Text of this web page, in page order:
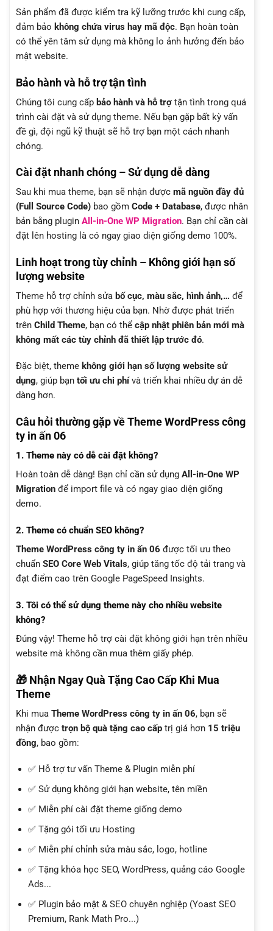
Sản phẩm đã được kiểm tra kỹ lưỡng trước khi cung cấp,
đảm bảo không chứa virus hay mã độc. Bạn hoàn toàn
có thể yên tâm sử dụng mà không lo ảnh hưởng đến bảo
mật website.
Bảo hành và hỗ trợ tận tình
Chúng tôi cung cấp bảo hành và hỗ trợ tận tình trong quá
trình cài đặt và sử dụng theme. Nếu bạn gặp bất kỳ vấn
đề gì, đội ngũ kỹ thuật sẽ hỗ trợ bạn một cách nhanh
chóng.
Cài đặt nhanh chóng – Sử dụng dễ dàng
Sau khi mua theme, bạn sẽ nhận được mã nguồn đầy đủ
(Full Source Code) bao gồm Code + Database, được nhân
bản bằng plugin All-in-One WP Migration. Bạn chỉ cần cài
đặt lên hosting là có ngay giao diện giống demo 100%.
Linh hoạt trong tùy chỉnh – Không giới hạn số
lượng website
Theme hỗ trợ chỉnh sửa bố cục, màu sắc, hình ảnh,… để
phù hợp với thương hiệu của bạn. Nhờ được phát triển
trên Child Theme, bạn có thể cập nhật phiên bản mới mà
không mất các tùy chỉnh đã thiết lập trước đó.
Đặc biệt, theme không giới hạn số lượng website sử
dụng, giúp bạn tối ưu chi phívà triển khai nhiều dự án dễ
dàng hơn.
Câu hỏi thường gặp về Theme WordPress công
ty in ấn 06
1. Theme này có dễ cài đặt không?
Hoàn toàn dễ dàng! Bạn chỉ cần sử dụng All-in-One WP
Migration để import file và có ngay giao diện giống
demo.
2. Theme có chuẩn SEO không?
Theme WordPress công ty in ấn 06 được tối ưu theo
chuẩn SEO Core Web Vitals, giúp tăng tốc độ tải trang và
đạt điểm cao trên Google PageSpeed Insights.
3. Tôi có thể sử dụng theme này cho nhiều website
không?
Đúng vậy! Theme hỗ trợ cài đặt không giới hạn trên nhiều
website mà không cần mua thêm giấy phép.
🎁 Nhận Ngay Quà Tặng Cao Cấp Khi Mua
Theme
Khi mua Theme WordPress công ty in ấn 06, bạn sẽ
nhận được trọn bộ quà tặng cao cấp trị giá hơn 15 triệu
đồng, bao gồm:
✅ Hỗ trợ tư vấn Theme & Plugin miễn phí
✅ Sử dụng không giới hạn website, tên miền
✅ Miễn phí cài đặt theme giống demo
✅ Tặng gói tối ưu Hosting
✅ Miễn phí chỉnh sửa màu sắc, logo, hotline
✅ Tặng khóa học SEO, WordPress, quảng cáo Google
Ads...
✅ Plugin bảo mật & SEO chuyên nghiệp (Yoast SEO
Premium, Rank Math Pro...)